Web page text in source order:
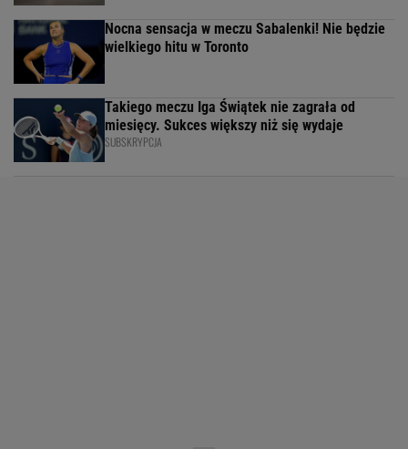
Nocna sensacja w meczu Sabalenki! Nie będzie
wielkiego hitu w Toronto
Takiego meczu Iga Świątek nie zagrała od
miesięcy. Sukces większy niż się wydaje
SUBSKRYPCJA